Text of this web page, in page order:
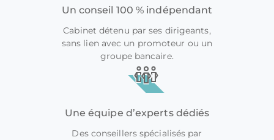
Un conseil 100 % indépendant
Cabinet détenu par ses dirigeants,
sans lien avec un promoteur ou un
groupe bancaire.
Une équipe d’experts dédiés
Des conseillers spécialisés par